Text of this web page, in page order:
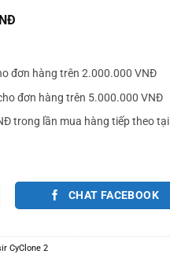
là:
đơn hàng trên 2.000.000 VNĐ
đơn hàng trên 5.000.000 VNĐ
trong lần mua hàng tiếp theo tại
CHAT FACEBOOK
CyClone 2